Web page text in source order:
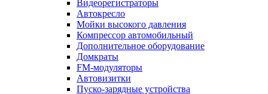
Видеорегистраторы
Автокресло
Мойки высокого давления
Компрессор автомобильный
Дополнительное оборудование
Домкраты
FM-модуляторы
Автовизитки
Пуско-зарядные устройства